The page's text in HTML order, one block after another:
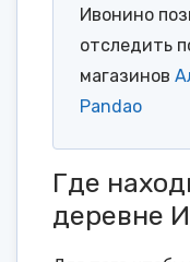
Ивонино
отследить
магазинов
Pandao
Где
деревне